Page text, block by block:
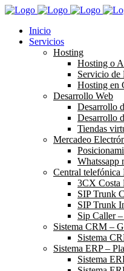
Inicio
Servicios
Hosting
Hosting o
Servicio de
Hosting en
Desarrollo Web
Desarrollo
Desarrollo
Tiendas
Mercadeo
Whatssapp
Central telefónica
3CX Costa
SIP Trunk
SIP Trunk
Sip Caller
Sistema CRM –
Sistema
Sistema ERP –
Sistema